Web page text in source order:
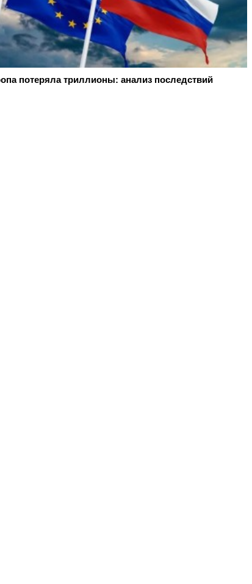
потеряла триллионы: анализ последствий